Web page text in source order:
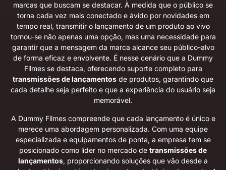
marcas que buscam se destacar. À medida que o público se
torna cada vez mais conectado e ávido por novidades em
tempo real, transmitir o lançamento de um produto ao vivo
tornou-se não apenas uma opção, mas uma necessidade para
garantir que a mensagem da marca alcance seu público-alvo
de forma eficaz e envolvente. É nesse cenário que a Dummy
Filmes se destaca, oferecendo suporte completo para
transmissões de lançamentos de produtos, garantindo que
cada detalhe seja perfeito e que a experiência do usuário seja
memorável.
A Dummy Filmes compreende que cada lançamento é único e
merece uma abordagem personalizada. Com uma equipe
especializada e equipamentos de ponta, a empresa tem se
posicionado como líder no mercado de transmissões de
lançamentos, proporcionando soluções que vão desde a